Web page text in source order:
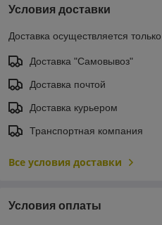
Условия доставки
Доставка осуществляется
Доставка "Самовывоз"
Доставка почтой
Доставка курьером
Транспортная компания
Все условия доставки
Условия оплаты